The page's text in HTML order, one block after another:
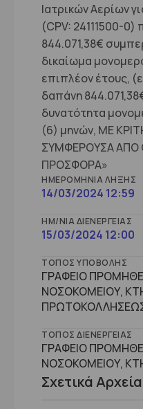
Ιατρικών Αερίων
(CPV: 24111500-
844.071,38€
δικαίωμα
επιπλέον έτους,
δαπάνη
δυνατότητα
(6) μηνών, ΜΕ
ΣΥΜΦΕΡΟΥΣΑ ΑΠΟ
ΠΡΟΣΦΟΡΑ»
ΗΜΕΡΟΜΗΝΊΑ ΛΉΞΗΣ
14/03/2024 12:59
ΗΜ/ΝΊΑ ΔΙΕΝΈΡΓΕΙΑΣ
15/03/2024 12:00
ΤΌΠΟΣ ΥΠΟΒΟΛΉΣ
ΓΡΑΦΕΙΟ
ΝΟΣΟΚΟΜΕΙΟΥ,
ΤΌΠΟΣ ΔΙΕΝΈΡΓΕΙΑΣ
ΓΡΑΦΕΙΟ
ΝΟΣΟΚΟΜΕΙΟΥ,
Σχετικά Αρχεία